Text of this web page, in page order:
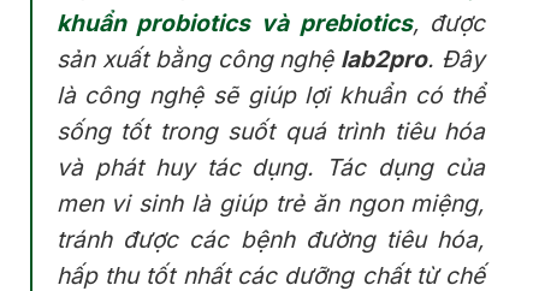
khuẩn probiotics và prebiotics, được
sản xuất bằng công nghệ lab2pro. Đây
là công nghệ sẽ giúp lợi khuẩn có thể
sống tốt trong suốt quá trình tiêu hóa
và phát huy tác dụng. Tác dụng của
men vi sinh là giúp trẻ ăn ngon miệng,
tránh được các bệnh đường tiêu hóa,
hấp thu tốt nhất các dưỡng chất từ chế